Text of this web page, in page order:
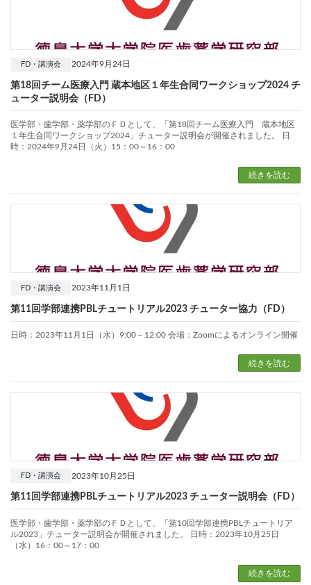
2024年9月24日
FD・講演会
第18回チーム医療入門 蔵本地区１年生合同ワークショップ2024 チ
ューター説明会（FD）
医学部・歯学部・薬学部のＦＤとして、「第18回チーム医療入門 蔵本地区
１年生合同ワークショップ2024」チューター説明会が開催されました。 日
時：2024年9月24日（火）15：00～16：00
続きを読む
2023年11月1日
FD・講演会
第11回学部連携PBLチュートリアル2023 チューター協力（FD）
日時：2023年11月1日（水）9:00－12:00 会場：Zoomによるオンライン開催
続きを読む
2023年10月25日
FD・講演会
第11回学部連携PBLチュートリアル2023 チューター説明会（FD）
医学部・歯学部・薬学部のＦＤとして、「第10回学部連携PBLチュートリア
ル2023」チューター説明会が開催されました。 日時：2023年10月25日
（水）16：00～17：00
続きを読む